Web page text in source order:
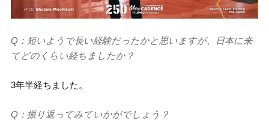
Q：短いようで長い経験だったかと思いますが、日本に来
てどのくらい経ちましたか？
3年半経ちました。
Q：振り返ってみていかがでしょう？